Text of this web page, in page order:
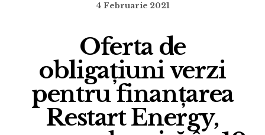
4 Februarie 2021
Oferta de
obligațiuni verzi
pentru finanțarea
Restart Energy,